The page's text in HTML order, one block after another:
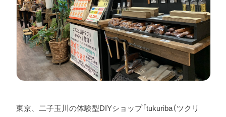
東京、二子玉川の体験型DIYショップ「tukuriba（ツクリ